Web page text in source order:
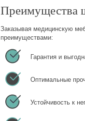
Преимущества
Заказывая медицинскую
преимуществами:
Гарантия и
Оптимальные
Устойчивость к